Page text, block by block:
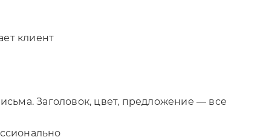
клиент
Заголовок, цвет, предложение — все